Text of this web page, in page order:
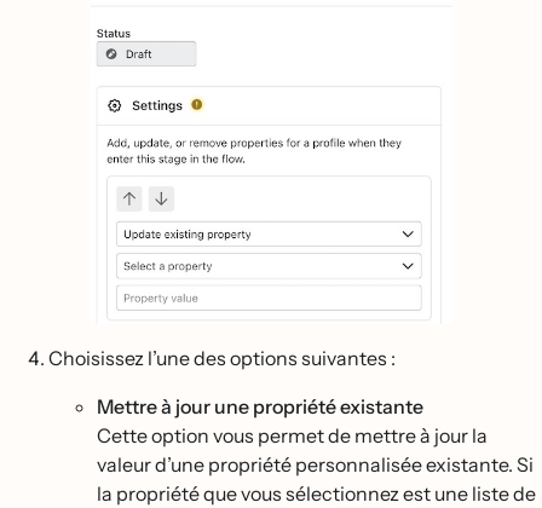
Choisissez l’une des options suivantes :
Mettre à jour une propriété existante
Cette option vous permet de mettre à jour la
valeur d’une propriété personnalisée existante. Si
la propriété que vous sélectionnez est une liste de